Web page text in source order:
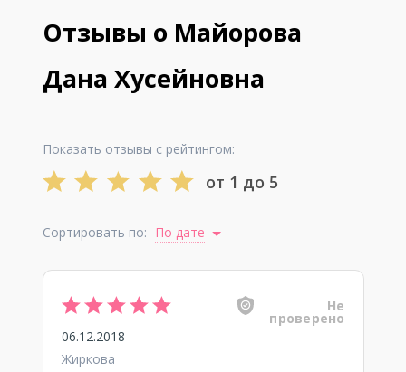
Отзывы о Майорова
Дана Хусейновна
Показать отзывы с рейтингом:
от 1 до 5
Сортировать по: По дате
Не
проверено
06.12.2018
Жиркова